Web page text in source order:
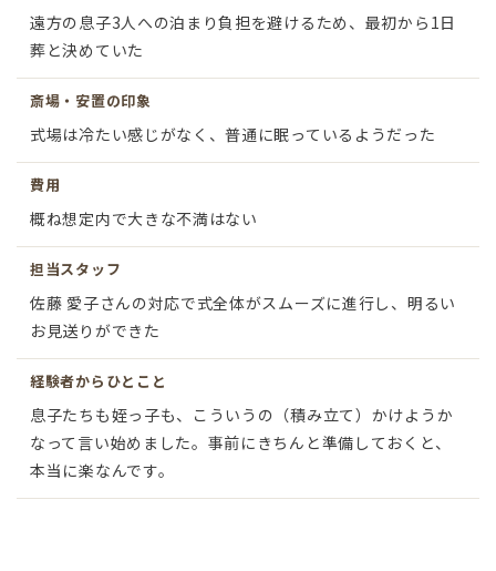
遠方の息子3人への泊まり負担を避けるため、最初から1日
葬と決めていた
斎場・安置の印象
式場は冷たい感じがなく、普通に眠っているようだった
費用
概ね想定内で大きな不満はない
担当スタッフ
佐藤 愛子さんの対応で式全体がスムーズに進行し、明るい
お見送りができた
経験者からひとこと
息子たちも姪っ子も、こういうの（積み立て）かけようか
なって言い始めました。事前にきちんと準備しておくと、
本当に楽なんです。